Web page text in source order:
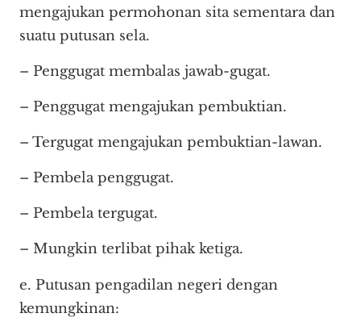
mengajukan permohonan sita sementara dan
suatu putusan sela.
– Penggugat membalas jawab-gugat.
– Penggugat mengajukan pembuktian.
– Tergugat mengajukan pembuktian-lawan.
– Pembela penggugat.
– Pembela tergugat.
– Mungkin terlibat pihak ketiga.
e. Putusan pengadilan negeri dengan
kemungkinan: